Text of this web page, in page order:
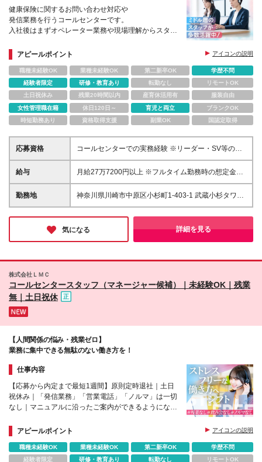
健康保険に関するお問い合わせ対応や
発信業務を行うコールセンターです。
入社後はまずオペレーター業務や現場理解からスター
徐々にスタッフのフォローや教育など、
管理業務にも携わっていただきます。
アピールポイント アイコンの説明
職種未経験OK 業種未経験OK 第二新卒OK
学歴不問
経験者限定
研修・教育あり 転勤なし
リモートOK
土日祝休み
残業20時間以内 産育休活用有
服装自由
女性管理職在籍
休日120日～ 育児と両立
ブランクOK
時短勤務あり
資格取得支援 副業OK 国認定取得
応募資格
コールセンターでの実務経験 ※リーダー・SV等の管
理業務経験をお持ちの方は歓迎します。
給与
月給27万7200円以上 ※フルタイム勤務時の想定金額
※スタート時の給与については、面接時にご案内いた
します。
勤務地
神奈川県川崎市中原区小杉町1-403-1 武蔵小杉タワー
プレイス5階
気になる 詳細を見る
株式会社ＬＭＣ
コールセンタースタッフ（マネージャー候補）｜未経験OK｜残業
無｜土日祝休
【人間関係の悩み・残業ゼロ】
業務に集中できる無駄のない働き方を！
仕事内容
【応募から内定まで最短1週間】原則定時退社｜土日
祝休み｜「発信業務」「営業電話」「ノルマ」は一切
なし｜マニュアルに沿ったご案内ができるようになれ
アピールポイント
アイコンの説明
職種未経験OK 業種未経験OK 第二新卒OK
学歴不問
経験者限定
研修・教育あり 転勤なし リモートOK